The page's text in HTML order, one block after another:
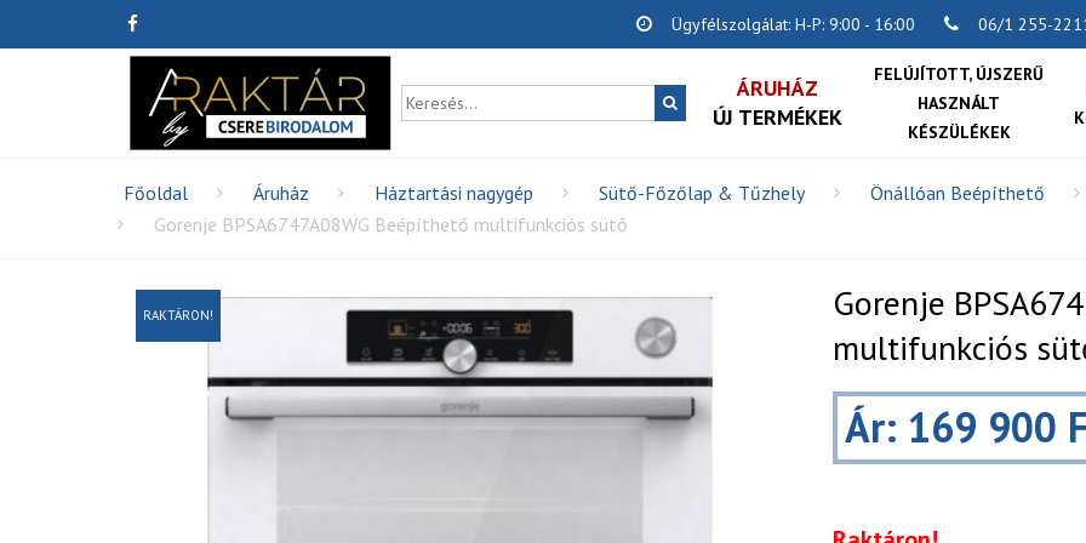
Ügyfélszolgálat: H-P: 9:00 - 16:00 06/1 255-
ÁRUHÁZ
ÚJ TERMÉKEK
FELÚJÍTOTT, ÚJSZERŰ
HASZNÁLT
KÉSZÜLÉKEK
Főoldal Áruház Háztartási nagygép Sütő-Főzőlap & Tűzhely Önállóan Beépíthető
Gorenje BPSA6747A08WG Beépíthető multifunkciós sütő
RAKTÁRON!
Gorenje
multifunkciós
Ár: 169 900